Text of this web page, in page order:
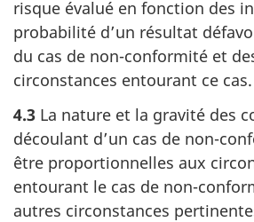
risque évalué en fonction des
probabilité d’un résultat
du cas de non-conformité et
circonstances entourant ce cas.
4.3 La nature et la gravité des
découlant d’un cas de non-
être proportionnelles aux
entourant le cas de non-
autres circonstances